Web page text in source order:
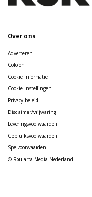
Over ons
Adverteren
Colofon
Cookie informatie
Cookie Instellingen
Privacy beleid
Disclaimer/vrijwaring
Leveringsvoorwaarden
Gebruiksvoorwaarden
Spelvoorwaarden
© Roularta Media Nederland